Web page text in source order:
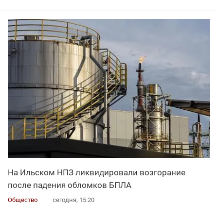
На Ильском НПЗ ликвидировали возгорание
после падения обломков БПЛА
Общество сегодня, 15:20